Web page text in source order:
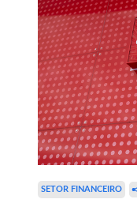
SETOR FINANCEIRO